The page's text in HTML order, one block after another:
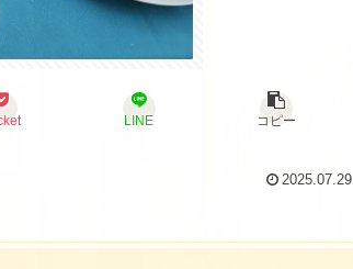
LINE コピー
2025.07.29